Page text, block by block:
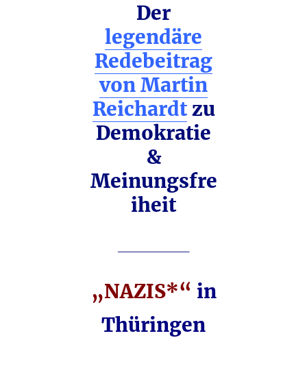
Der
legendäre
Redebeitrag
von Martin
Reichardtzu
Demokratie
&
Meinungsfre
iheit
„NAZIS*“ in
Thüringen